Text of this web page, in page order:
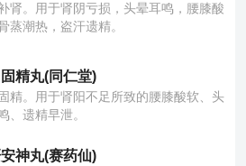
肾。用于肾阴亏损，头晕耳鸣，腰膝酸
蒸潮热，盗汗遗精。
精丸(同仁堂)
精。用于肾阳不足所致的腰膝酸软、头
、遗精早泄。
神丸(赛药仙)